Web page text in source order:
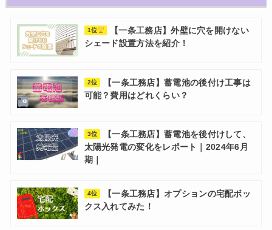
1位
【一条工務店】外壁に穴を開けない
シェード設置方法を紹介！
2位
【一条工務店】蓄電池の後付け工事は
可能？費用はどれくらい？
3位
【一条工務店】蓄電池を後付けして、
太陽光発電の変化をレポート｜2024年6月
期｜
4位
【一条工務店】オプションの宅配ボッ
クス入れてみた！